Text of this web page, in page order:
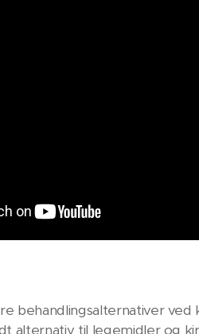
behandlingsalternativer
alternativ til legemidler og